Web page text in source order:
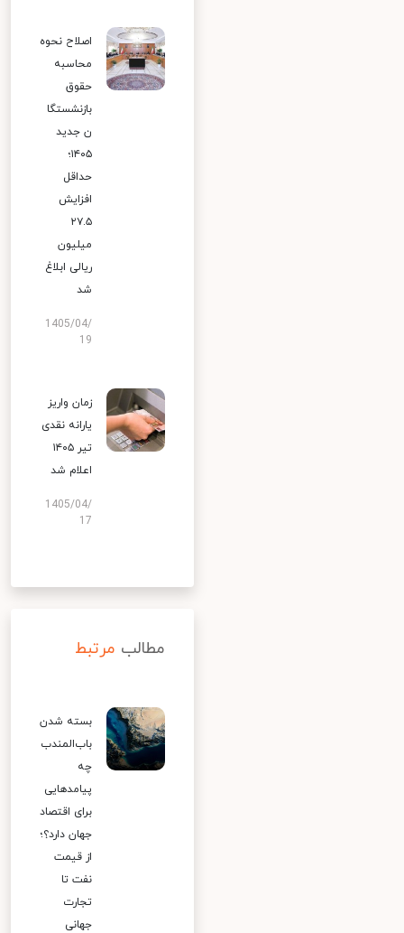
اصلاح نحوه
محاسبه
حقوق
بازنشستگا
ن جدید
۱۴۰۵؛
حداقل
افزایش
۲۷.۵
میلیون
ریالی ابلاغ
شد
1405/04/
19
زمان واریز
یارانه نقدی
تیر ۱۴۰۵
اعلام شد
1405/04/
17
مطالب مرتبط
بسته شدن
باب‌المندب
چه
پیامدهایی
برای اقتصاد
جهان دارد؟؛
از قیمت
نفت تا
تجارت
جهانی